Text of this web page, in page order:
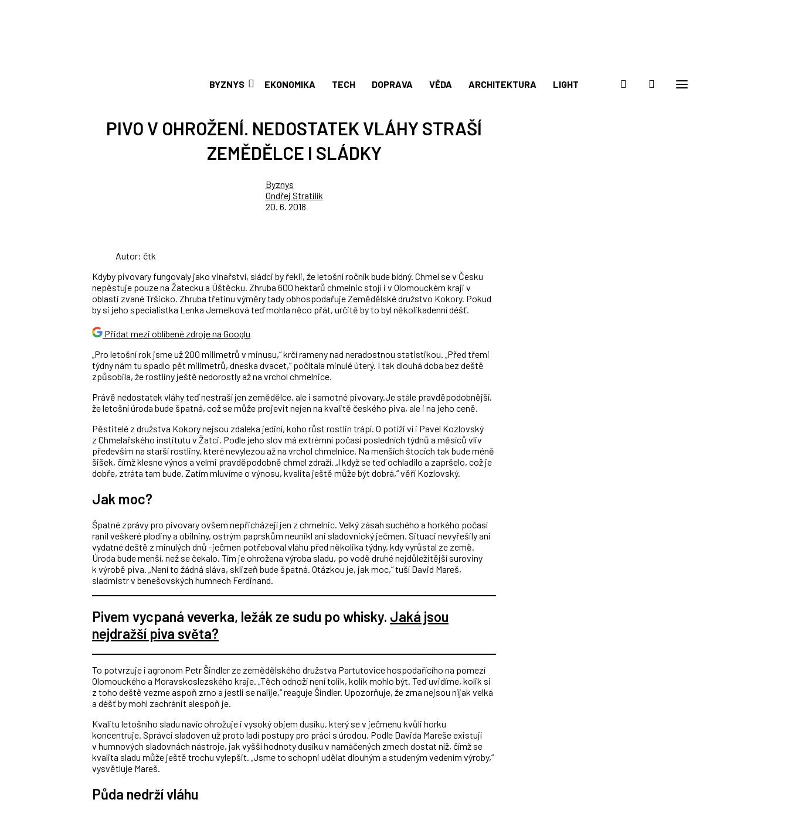
BYZNYS EKONOMIKA TECH DOPRAVA VĚDA ARCHITEKTURA LIGHT
PIVO V OHROŽENÍ. NEDOSTATEK VLÁHY STRAŠÍ
ZEMĚDĚLCE I SLÁDKY
Byznys
Ondřej Stratilík
20. 6. 2018
Autor: čtk
Kdyby pivovary fungovaly jako vinařství, sládci by řekli, že letošní ročník bude bídný. Chmel se v Česku
nepěstuje pouze na Žatecku a Úštěcku. Zhruba 600 hektarů chmelnic stojí i v Olomouckém kraji v
oblasti zvané Tršicko. Zhruba třetinu výměry tady obhospodařuje Zemědělské družstvo Kokory. Pokud
by si jeho specialistka Lenka Jemelková teď mohla něco přát, určitě by to byl několikadenní déšť.
Přidat mezi oblíbené zdroje na Googlu
„Pro letošní rok jsme už 200 milimetrů v minusu,“ krčí rameny nad neradostnou statistikou. „Před třemi
týdny nám tu spadlo pět milimetrů, dneska dvacet,“ počítala minulé úterý. I tak dlouhá doba bez deště
způsobila, že rostliny ještě nedorostly až na vrchol chmelnice.
Právě nedostatek vláhy teď nestraší jen zemědělce, ale i samotné pivovary.Je stále pravděpodobnější,
že letošní úroda bude špatná, což se může projevit nejen na kvalitě českého piva, ale i na jeho ceně.
Pěstitelé z družstva Kokory nejsou zdaleka jediní, koho růst rostlin trápí. O potíži ví i Pavel Kozlovský
z Chmelařského institutu v Žatci. Podle jeho slov má extrémní počasí posledních týdnů a měsíců vliv
především na starší rostliny, které nevylezou až na vrchol chmelnice. Na menších štocích tak bude méně
šišek, čímž klesne výnos a velmi pravděpodobně chmel zdraží. „I když se teď ochladilo a zapršelo, což je
dobře, ztráta tam bude. Zatím mluvíme o výnosu, kvalita ještě může být dobrá,“ věří Kozlovský.
Jak moc?
Špatné zprávy pro pivovary ovšem nepřicházejí jen z chmelnic. Velký zásah suchého a horkého počasí
ranil veškeré plodiny a obilniny, ostrým paprskům neunikl ani sladovnický ječmen. Situaci nevyřešily ani
vydatné deště z minulých dnů -ječmen potřeboval vláhu před několika týdny, kdy vyrůstal ze země.
Úroda bude menší, než se čekalo. Tím je ohrožena výroba sladu, po vodě druhé nejdůležitější suroviny
k výrobě piva. „Není to žádná sláva, sklizeň bude špatná. Otázkou je, jak moc,“ tuší David Mareš,
sladmistr v benešovských humnech Ferdinand.
Pivem vycpaná veverka, ležák ze sudu po whisky. Jaká jsou
nejdražší piva světa?
To potvrzuje i agronom Petr Šindler ze zemědělského družstva Partutovice hospodařícího na pomezí
Olomouckého a Moravskoslezského kraje. „Těch odnoží není tolik, kolik mohlo být. Teď uvidíme, kolik si
z toho deště vezme aspoň zrno a jestli se nalije,“ reaguje Šindler. Upozorňuje, že zrna nejsou nijak velká
a déšť by mohl zachránit alespoň je.
Kvalitu letošního sladu navíc ohrožuje i vysoký objem dusíku, který se v ječmenu kvůli horku
koncentruje. Správci sladoven už proto ladí postupy pro práci s úrodou. Podle Davida Mareše existují
v humnových sladovnách nástroje, jak vyšší hodnoty dusíku v namáčených zrnech dostat níž, čímž se
kvalita sladu může ještě trochu vylepšit. „Jsme to schopni udělat dlouhým a studeným vedením výroby,“
vysvětluje Mareš.
Půda nedrží vláhu